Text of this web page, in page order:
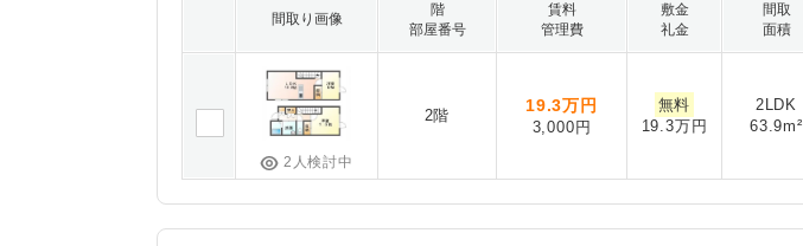
間取り画像
階
部屋番号
賃料
管理費
敷金
礼金
間取
面積
2人検討中
2階
19.3万円
3,000円
無料
19.3万円
2LDK
63.9m²